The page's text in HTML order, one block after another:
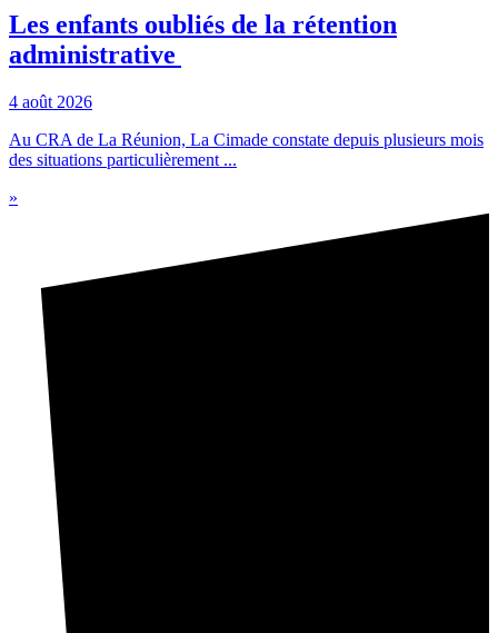
Les enfants oubliés de la rétention
administrative
4 août 2026
Au CRA de La Réunion, La Cimade constate depuis plusieurs mois
des situations particulièrement ...
»